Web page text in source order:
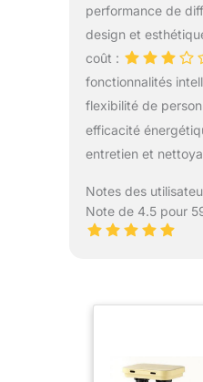
performance de
design et
coût :
fonctionnalités
flexibilité de
efficacité
entretien et
Notes des
Note de 4.5 pour